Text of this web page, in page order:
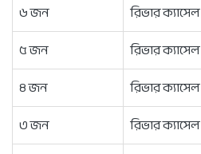
৬ জন রিভার ক্যাসেল
৫ জন
রিভার ক্যাসেল
৪ জন
রিভার ক্যাসেল
৩ জন
রিভার ক্যাসেল